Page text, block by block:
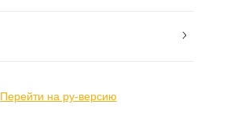
Перейти на ру-версию